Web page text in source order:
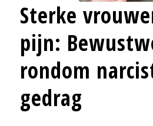
Sterke
pijn:
rondom
gedrag